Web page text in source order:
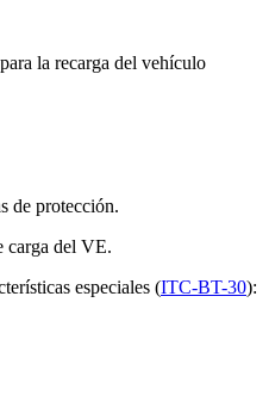
la recarga del vehículo
de protección.
carga del VE.
especiales (ITC-BT-30):